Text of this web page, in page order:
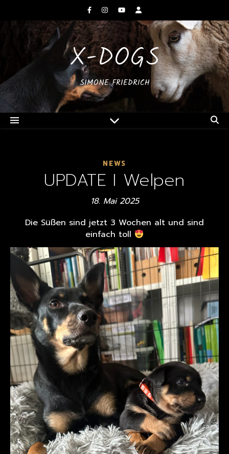
X-DOGS
SIMONE FRIEDRICH
NEWS
UPDATE I Welpen
18. Mai 2025
Die Süßen sind jetzt 3 Wochen alt und sind
einfach toll